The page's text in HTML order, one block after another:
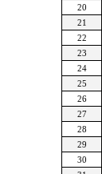
20
21
22
23
24
25
26
27
28
29
30